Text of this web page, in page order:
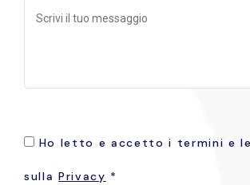
Ho letto e accetto i termini e
sullaPrivacy *